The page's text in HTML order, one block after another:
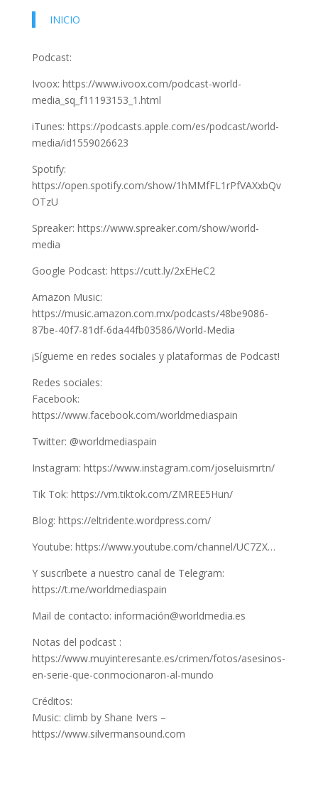
INICIO
Podcast:
Ivoox: https://www.ivoox.com/podcast-world-
media_sq_f11193153_1.html
iTunes: https://podcasts.apple.com/es/podcast/world-
media/id1559026623
Spotify:
https://open.spotify.com/show/1hMMfFL1rPfVAXxbQv
OTzU
Spreaker: https://www.spreaker.com/show/world-
media
Google Podcast: https://cutt.ly/2xEHeC2
Amazon Music:
https://music.amazon.com.mx/podcasts/48be9086-
87be-40f7-81df-6da44fb03586/World-Media
¡Sígueme en redes sociales y plataformas de Podcast!
Redes sociales:
Facebook:
https://www.facebook.com/worldmediaspain
Twitter: @worldmediaspain
Instagram: https://www.instagram.com/joseluismrtn/
Tik Tok: https://vm.tiktok.com/ZMREE5Hun/
Blog: https://eltridente.wordpress.com/
Youtube: https://www.youtube.com/channel/UC7ZX…
Y suscríbete a nuestro canal de Telegram:
https://t.me/worldmediaspain
Mail de contacto: información@worldmedia.es
Notas del podcast :
https://www.muyinteresante.es/crimen/fotos/asesinos-
en-serie-que-conmocionaron-al-mundo
Créditos:
Music: climb by Shane Ivers –
https://www.silvermansound.com